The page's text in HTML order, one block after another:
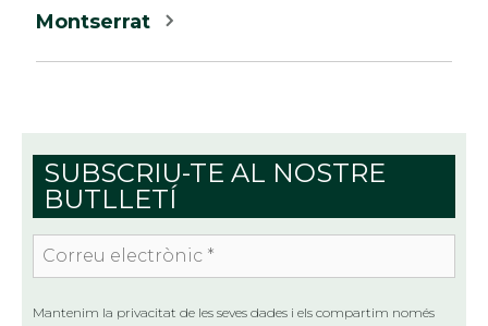
Montserrat
SUBSCRIU-TE AL NOSTRE
BUTLLETÍ
electrònic
*
Mantenim la privacitat de les seves dades i els compartim només